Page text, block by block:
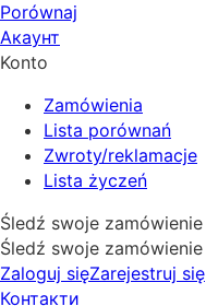
Porównaj
Акаунт
Konto
Zamówienia
Lista porównań
Zwroty/reklamacje
Lista życzeń
Śledź swoje zamówienie
Śledź swoje zamówienie
Zaloguj sięZarejestruj się
Контакти